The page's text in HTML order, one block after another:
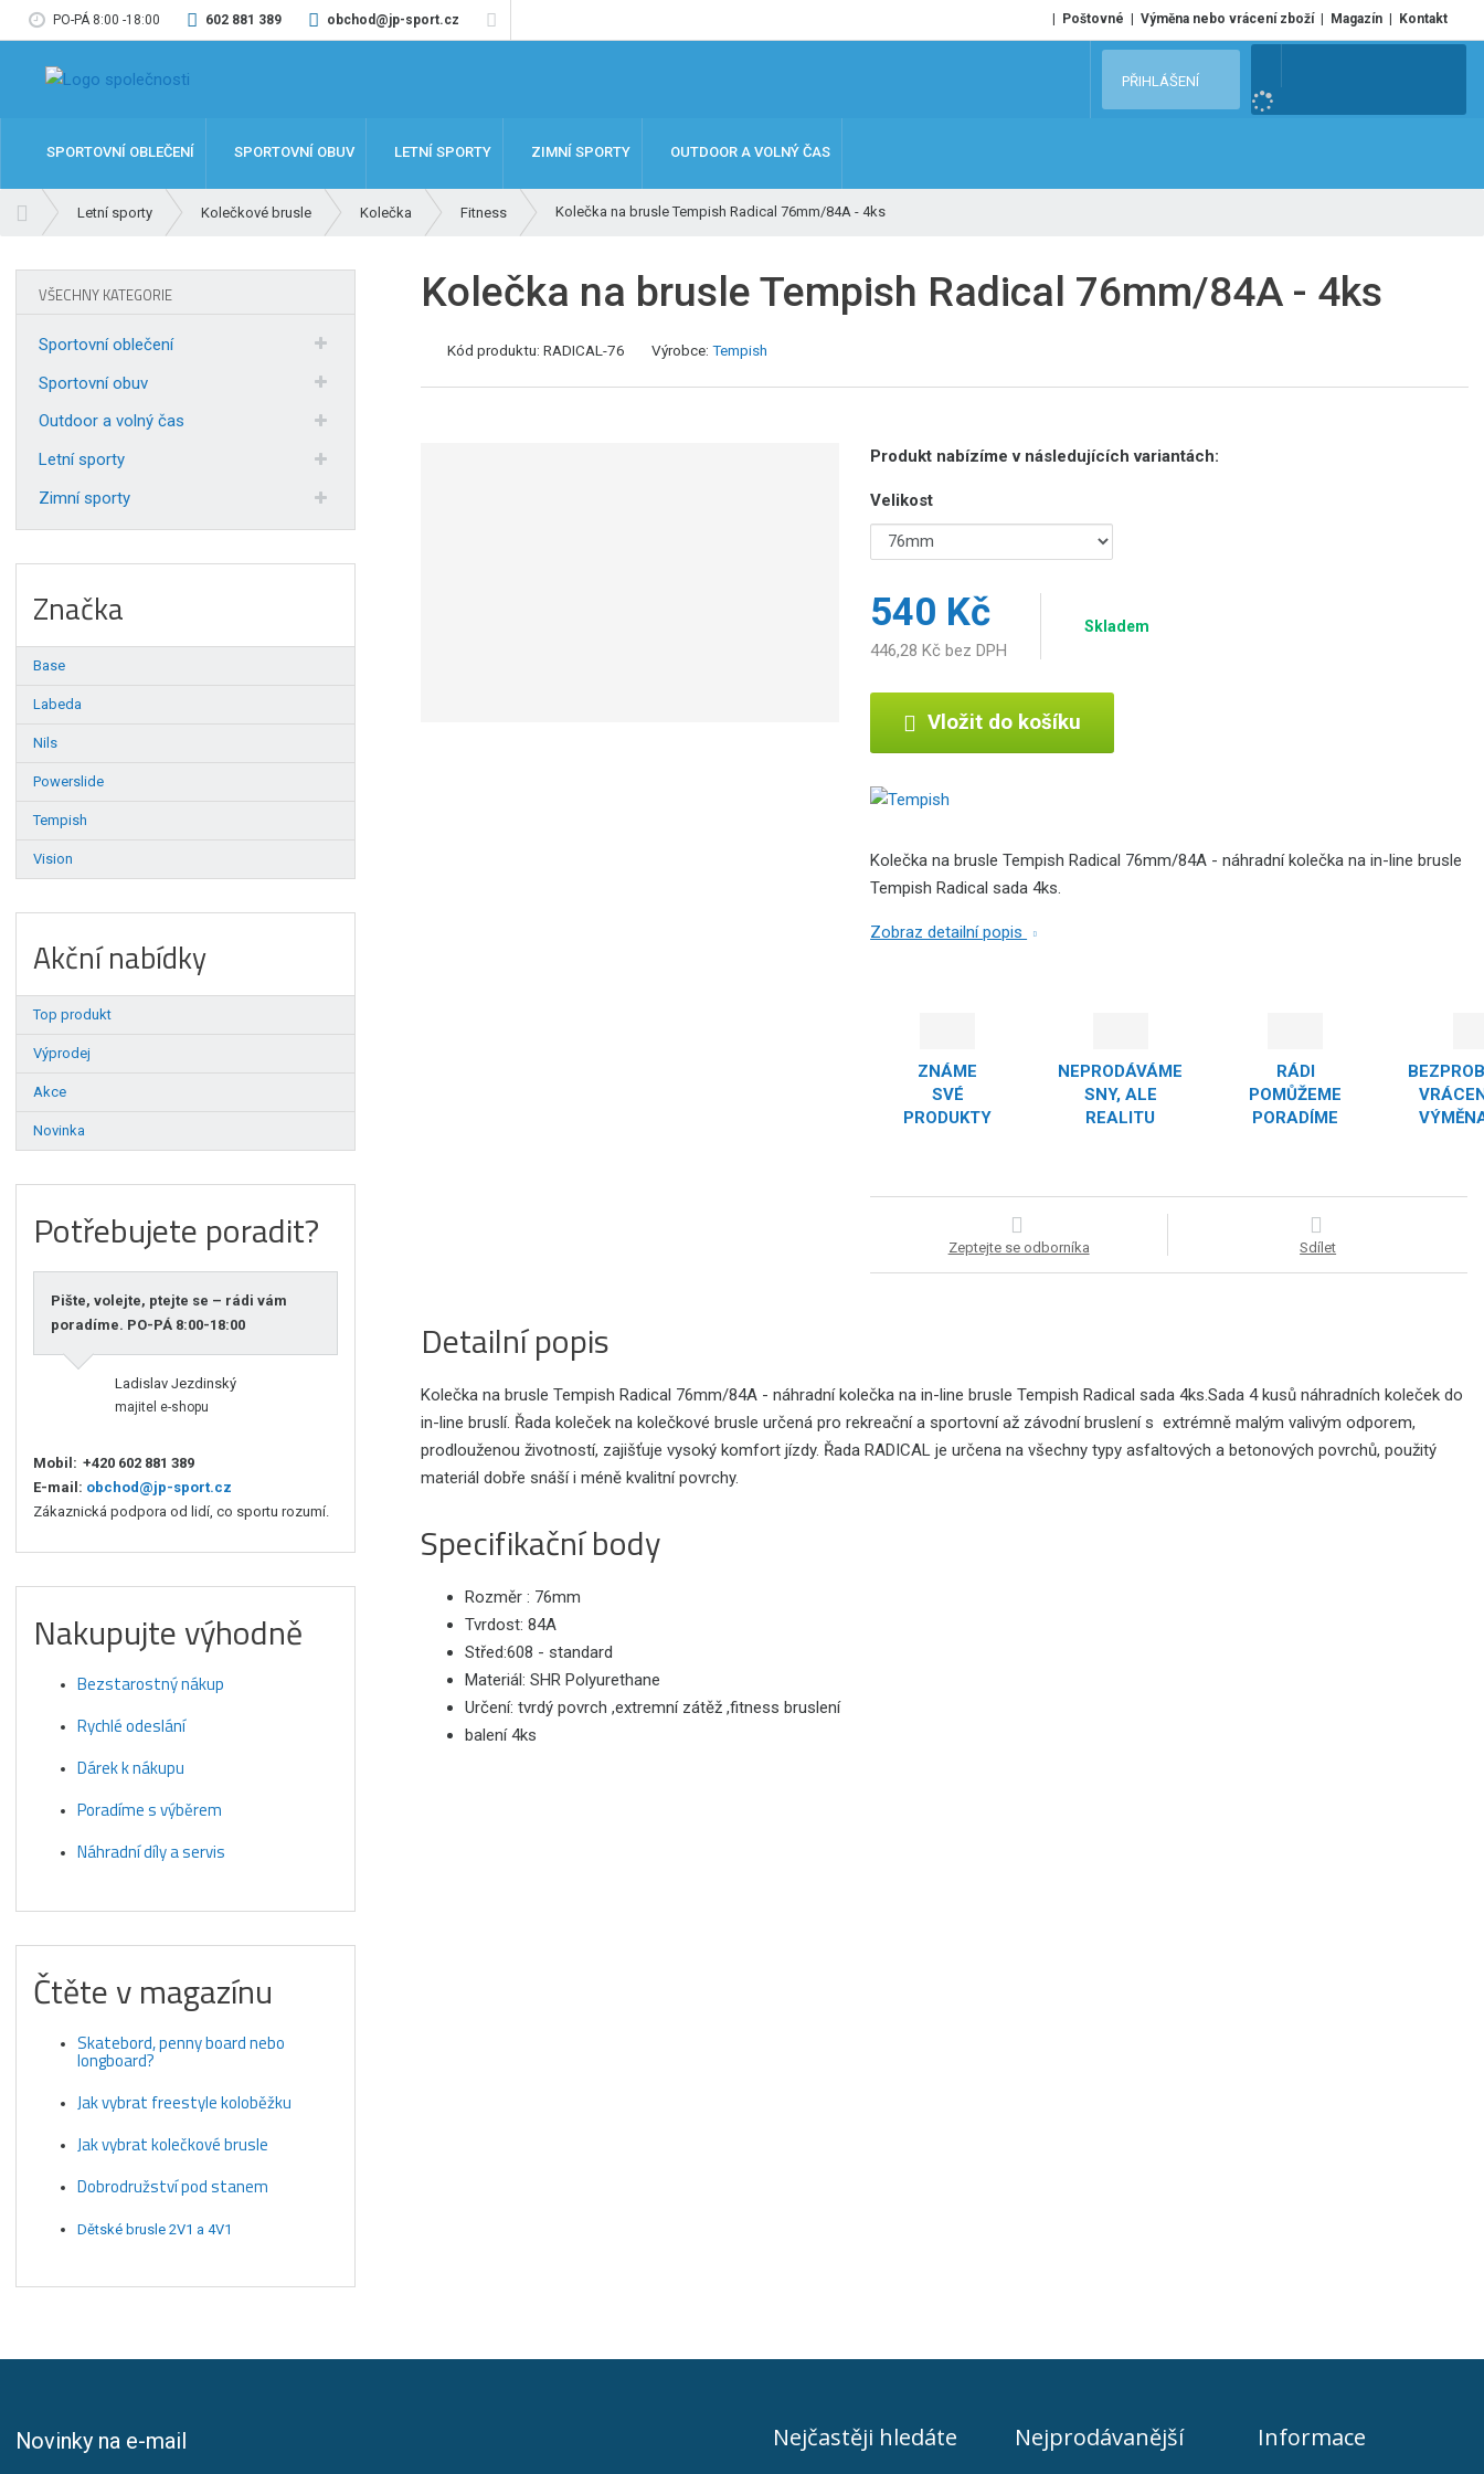
PO-PÁ 8:00 -18:00 602 881 389 obchod@jp-sport.cz Poštovné Výměna nebo vrácení zboží Magazín Kontakt
e
t
PŘIHLÁŠENÍ
SPORTOVNÍ OBLEČENÍ SPORTOVNÍ OBUV LETNÍ SPORTY ZIMNÍ SPORTY OUTDOOR A VOLNÝ ČAS
Letní sporty Kolečkové brusle Kolečka Fitness Kolečka na brusle Tempish Radical 76mm/84A - 4ks
Kolečka na brusle Tempish Radical 76mm/84A - 4ks
Kód produktu: RADICAL-76 Výrobce: Tempish
Produkt nabízíme v následujících variantách:
Velikost
540 Kč
446,28 Kč bez DPH
Skladem
Vložit do košíku
Kolečka na brusle Tempish Radical 76mm/84A - náhradní kolečka na in-line brusle
Tempish Radical sada 4ks.
Zobraz detailní popis
ZNÁME
SVÉ
PRODUKTY
NEPRODÁVÁME
SNY, ALE
REALITU
RÁDI
POMŮŽEME
PORADÍME
Zeptejte se odborníka Sdílet
Detailní popis
Kolečka na brusle Tempish Radical 76mm/84A - náhradní kolečka na in-line brusle Tempish Radical sada 4ks.Sada 4 kusů náhradních koleček do
in-line bruslí. Řada koleček na kolečkové brusle určená pro rekreační a sportovní až závodní bruslení s extrémně malým valivým odporem,
prodlouženou životností, zajišťuje vysoký komfort jízdy. Řada RADICAL je určena na všechny typy asfaltových a betonových povrchů, použitý
materiál dobře snáší i méně kvalitní povrchy.
Specifikační body
Rozměr : 76mm
Tvrdost: 84A
Střed:608 - standard
Materiál: SHR Polyurethane
Určení: tvrdý povrch ,extremní zátěž ,fitness bruslení
balení 4ks
VŠECHNY KATEGORIE
Sportovní oblečení
Sportovní obuv
Outdoor a volný čas
Letní sporty
Zimní sporty
Značka
Base
Labeda
Nils
Powerslide
Tempish
Vision
Akční nabídky
Top produkt
Výprodej
Akce
Novinka
Potřebujete poradit?
Pište, volejte, ptejte se – rádi vám
poradíme. PO-PÁ 8:00-18:00
Ladislav Jezdinský
majitel e-shopu
Mobil: +420 602 881 389
E-mail: obchod@jp-sport.cz
Zákaznická podpora od lidí, co sportu rozumí.
Nakupujte výhodně
Bezstarostný nákup
Rychlé odeslání
Dárek k nákupu
Poradíme s výběrem
Náhradní díly a servis
Čtěte v magazínu
Skatebord, penny board nebo
longboard?
Jak vybrat freestyle koloběžku
Jak vybrat kolečkové brusle
Dobrodružství pod stanem
Dětské brusle 2V1 a 4V1
Novinky na e-mail Nejčastěji hledáte Nejprodávanější Informace